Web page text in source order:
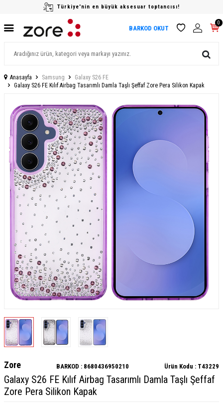
Türkiye'nin en büyük aksesuar toptancısı!
BARKOD OKUT
0
Anasayfa Samsung
Galaxy S26 FE
Galaxy S26 FE Kılıf Airbag Tasarımlı Damla Taşlı Şeffaf Zore Pera Silikon Kapak
Zore BARKOD : 8680436950210 Ürün Kodu : T43229
Galaxy S26 FE Kılıf Airbag Tasarımlı Damla Taşlı Şeffaf
Zore Pera Silikon Kapak